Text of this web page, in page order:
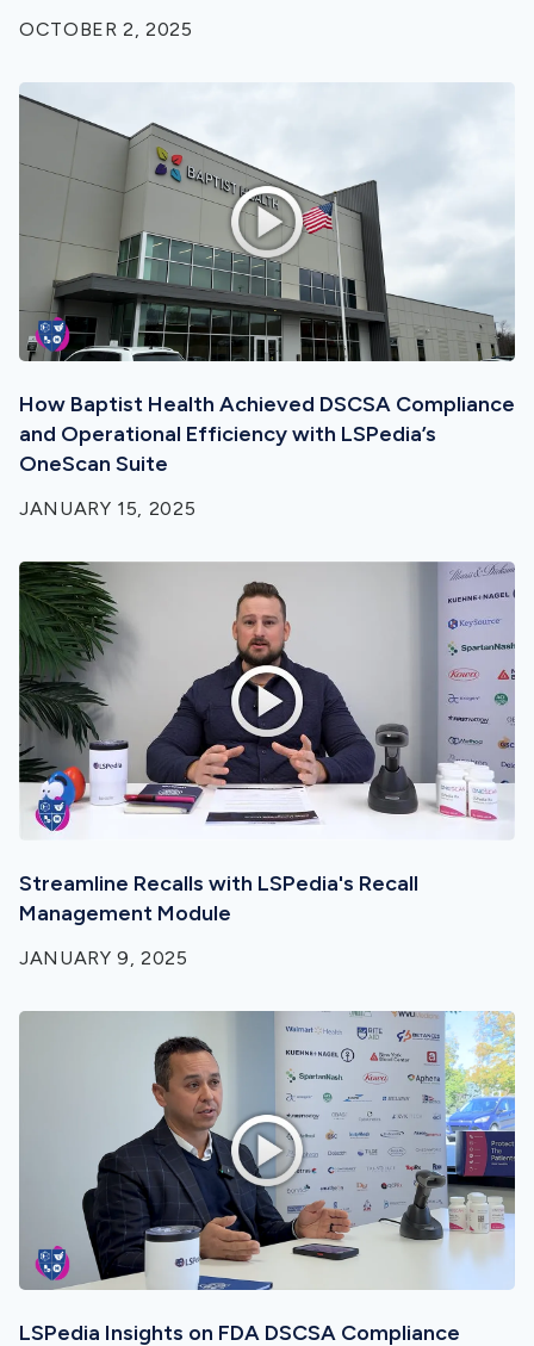
OCTOBER 2, 2025
How Baptist Health Achieved DSCSA Compliance
and Operational Efficiency with LSPedia’s
OneScan Suite
JANUARY 15, 2025
Streamline Recalls with LSPedia's Recall
Management Module
JANUARY 9, 2025
LSPedia Insights on FDA DSCSA Compliance